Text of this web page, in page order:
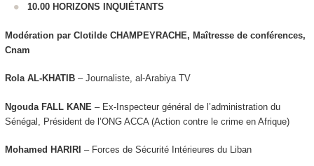
10.00 HORIZONS INQUIÉTANTS
Modération par Clotilde CHAMPEYRACHE, Maîtresse de conférences,
Cnam
Rola AL-KHATIB – Journaliste, al-Arabiya TV
Ngouda FALL KANE – Ex-Inspecteur général de l’administration du
Sénégal, Président de l’ONG ACCA (Action contre le crime en Afrique)
Mohamed HARIRI – Forces de Sécurité Intérieures du Liban